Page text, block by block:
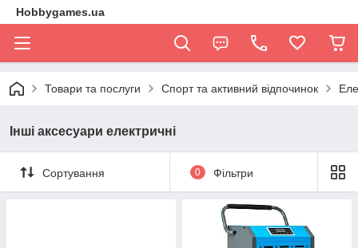
Hobbygames.ua
Товари та послуги Спорт та активний відпочинок
Інші аксесуари електричні
Сортування 0 Фільтри